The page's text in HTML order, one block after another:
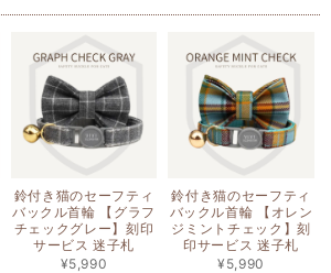
鈴付き猫のセーフティ
バックル首輪 【グラフ
チェックグレー】刻印
サービス 迷子札
¥5,990
鈴付き猫のセーフティ
バックル首輪 【オレン
ジミントチェック】刻
印サービス 迷子札
¥5,990